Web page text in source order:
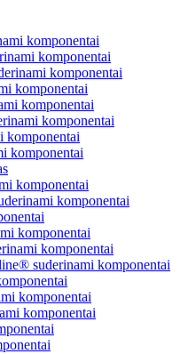
komponentai
komponentai
komponentai
komponentai
komponentai
komponentai
komponentai
komponentai
komponentai
komponentai
komponentai
komponentai
suderinami komponentai
komponentai
komponentai